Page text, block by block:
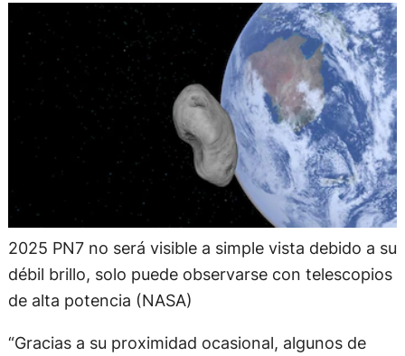
2025 PN7 no será visible a simple vista debido a su
débil brillo, solo puede observarse con telescopios
de alta potencia (NASA)
“Gracias a su proximidad ocasional, algunos de